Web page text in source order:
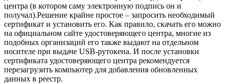
центра (в котором саму электронную подпись он и
получал).Решение крайне простое – запросить необходимый
сертификат и установить его. Как правило, скачать его можно
на официальном сайте удостоверяющего центра, многие из
подобных организаций его также выдают на отдельном
носителе при выдаче USB-рутокена. И после установки
сертификата удостоверяющего центра рекомендуется
перезагрузить компьютер для добавления обновленных
данных в реестр.